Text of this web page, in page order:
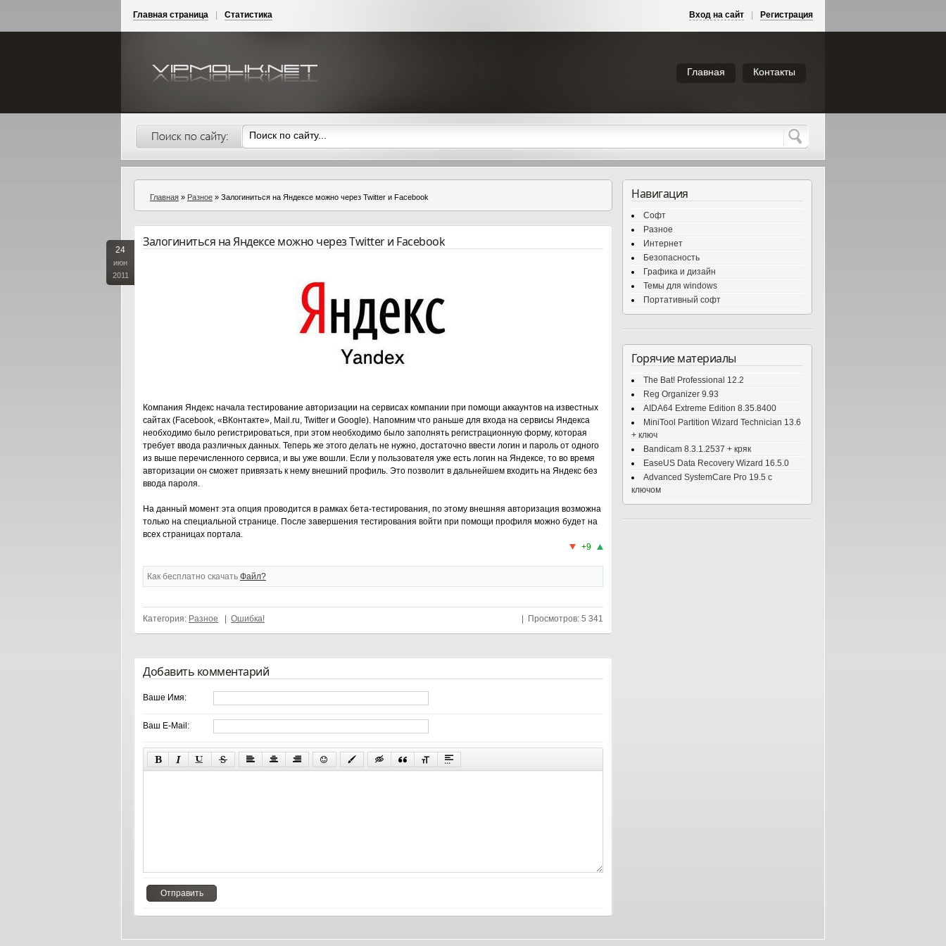
Главная страница Статистика Вход на сайт Регистрация
Главная Контакты
Главная » Разное » Залогиниться на Яндексе можно через Twitter и Facebook
24
июн
2011
Залогиниться на Яндексе можно через Twitter и Facebook
Компания Яндекс начала тестирование авторизации на сервисах компании при помощи аккаунтов на известных
сайтах (Facebook, «ВКонтакте», Mail.ru, Twitter и Google). Напомним что раньше для входа на сервисы Яндекса
необходимо было регистрироваться, при этом необходимо было заполнять регистрационную форму, которая
требует ввода различных данных. Теперь же этого делать не нужно, достаточно ввести логин и пароль от одного
из выше перечисленного сервиса, и вы уже вошли. Если у пользователя уже есть логин на Яндексе, то во время
авторизации он сможет привязать к нему внешний профиль. Это позволит в дальнейшем входить на Яндекс без
ввода пароля.
На данный момент эта опция проводится в рамках бета-тестирования, по этому внешняя авторизация возможна
только на специальной странице. После завершения тестирования войти при помощи профиля можно будет на
всех страницах портала.
+9
Как бесплатно скачать Файл?
Категория: Разное Ошибка! | Просмотров: 5 341
Добавить комментарий
Ваше Имя:
Ваш E-Mail:
Навигация
Софт
Разное
Интернет
Безопасность
Графика и дизайн
Темы для windows
Портативный софт
Горячие материалы
The Bat! Professional 12.2
Reg Organizer 9.93
AIDA64 Extreme Edition 8.35.8400
MiniTool Partition Wizard Technician 13.6
+ ключ
Bandicam 8.3.1.2537 + кряк
EaseUS Data Recovery Wizard 16.5.0
Advanced SystemCare Pro 19.5 с
ключом